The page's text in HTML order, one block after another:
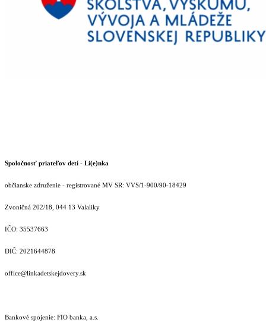
Spoločnosť priateľov detí - Li(e)nka
občianske združenie - registrované MV SR: VVS/1-900/90-18429
Zvoničná 202/18, 044 13 Valaliky
IČO: 35537663
DIČ: 2021644878
office@linkadetskejdovery.sk
Bankové spojenie: FIO banka, a.s.